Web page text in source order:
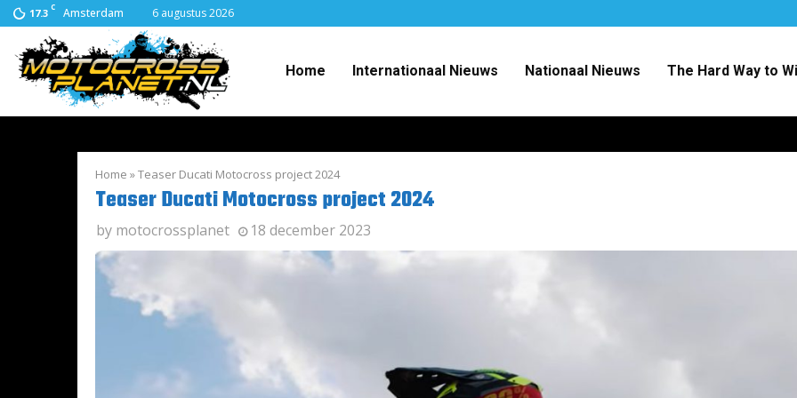
17.3 C Amsterdam 6 augustus 2026
Home Internationaal Nieuws Nationaal Nieuws The Hard Way to
Home »Teaser Ducati Motocross project 2024
Teaser Ducati Motocross project 2024
by motocrossplanet 18 december 2023